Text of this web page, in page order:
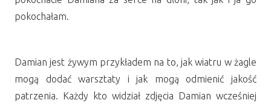
pokochałam.
Damian jest żywym przykładem na to, jak wiatru w żagle
mogą dodać warsztaty i jak mogą odmienić jakość
patrzenia. Każdy kto widział zdjęcia Damian wcześniej